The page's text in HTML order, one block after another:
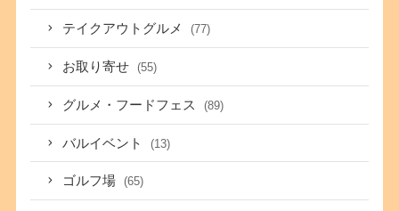
テイクアウトグルメ (77)
お取り寄せ (55)
グルメ・フードフェス (89)
バルイベント (13)
ゴルフ場 (65)